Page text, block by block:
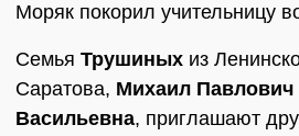
Моряк покорил учительницу
Семья Трушиных из
Саратова, Михаил Павлович
Васильевна, приглашают